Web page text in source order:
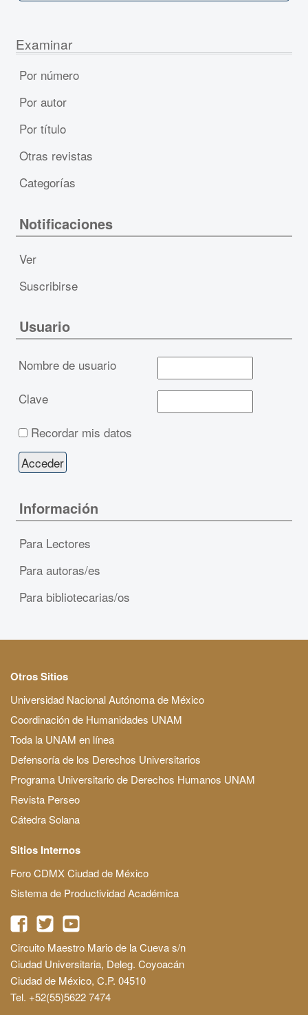
Examinar
Por número
Por autor
Por título
Otras revistas
Categorías
Notificaciones
Ver
Suscribirse
Usuario
Nombre de usuario
Clave
Recordar mis datos
Información
Para Lectores
Para autoras/es
Para bibliotecarias/os
Otros Sitios
Universidad Nacional Autónoma de México
Coordinación de Humanidades UNAM
Toda la UNAM en línea
Defensoría de los Derechos Universitarios
Programa Universitario de Derechos Humanos UNAM
Revista Perseo
Cátedra Solana
Sitios Internos
Foro CDMX Ciudad de México
Sistema de Productividad Académica
Circuito Maestro Mario de la Cueva s/n
Ciudad Universitaria, Deleg. Coyoacán
Ciudad de México, C.P. 04510
Tel. +52(55)5622 7474